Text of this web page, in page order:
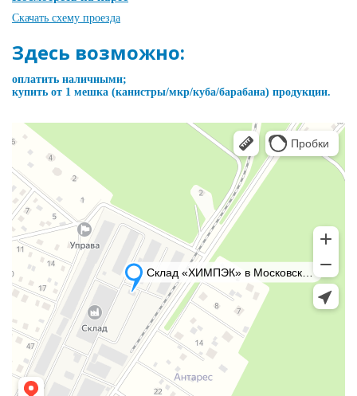
Скачать схему проезда
Здесь возможно:
оплатить наличными;
купить от 1 мешка (канистры/мкр/куба/барабана) продукции.